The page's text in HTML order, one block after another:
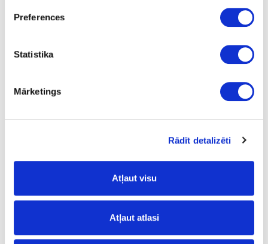
Preferences
Statistika
Mārketings
Rādīt detalizēti
Atļaut visu
Atļaut atlasi
īpaša cena 24-L172251
Urbis LEUCO, D20x70x10mm
Gab.
70
20